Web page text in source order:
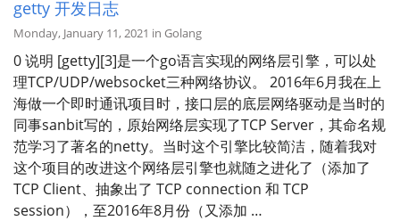
getty 开发日志
Monday, January 11, 2021 in Golang
0 说明 [getty][3]是一个go语言实现的网络层引擎，可以处
理TCP/UDP/websocket三种网络协议。 2016年6月我在上
海做一个即时通讯项目时，接口层的底层网络驱动是当时的
同事sanbit写的，原始网络层实现了TCP Server，其命名规
范学习了著名的netty。当时这个引擎比较简洁，随着我对
这个项目的改进这个网络层引擎也就随之进化了（添加了
TCP Client、抽象出了 TCP connection 和 TCP
session），至2016年8月份（又添加 …